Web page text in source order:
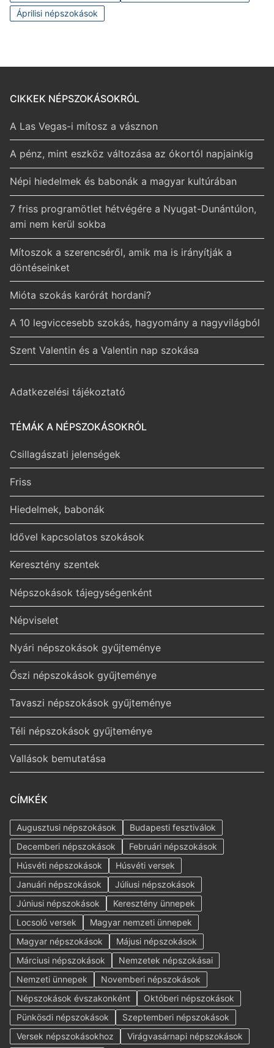
Áprilisi népszokások
CIKKEK NÉPSZOKÁSOKRÓL
A Las Vegas-i mítosz a vásznon
A pénz, mint eszköz változása az ókortól napjainkig
Népi hiedelmek és babonák a magyar kultúrában
7 friss programötlet hétvégére a Nyugat-Dunántúlon,
ami nem kerül sokba
Mítoszok a szerencséről, amik ma is irányítják a
döntéseinket
Mióta szokás karórát hordani?
A 10 legviccesebb szokás, hagyomány a nagyvilágból
Szent Valentin és a Valentin nap szokása
Adatkezelési tájékoztató
TÉMÁK A NÉPSZOKÁSOKRÓL
Csillagászati jelenségek
Friss
Hiedelmek, babonák
Idővel kapcsolatos szokások
Keresztény szentek
Népszokások tájegységenként
Népviselet
Nyári népszokások gyűjteménye
Őszi népszokások gyűjteménye
Tavaszi népszokások gyűjteménye
Téli népszokások gyűjteménye
Vallások bemutatása
CÍMKÉK
Augusztusi népszokások
Budapesti fesztiválok
Decemberi népszokások
Februári népszokások
Húsvéti népszokások
Húsvéti versek
Januári népszokások
Júliusi népszokások
Júniusi népszokások
Keresztény ünnepek
Locsoló versek
Magyar nemzeti ünnepek
Magyar népszokások
Májusi népszokások
Márciusi népszokások
Nemzetek népszokásai
Nemzeti ünnepek
Novemberi népszokások
Népszokások évszakonként
Októberi népszokások
Pünkösdi népszokások
Szeptemberi népszokások
Versek népszokásokhoz
Virágvasárnapi népszokások